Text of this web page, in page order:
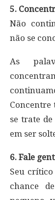
5.
Não
não se
As
Concentre
se trate
em ser
6. Fale
Seu
chance